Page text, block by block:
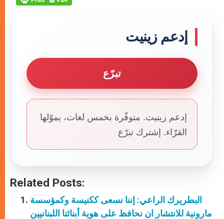
إدعم زينيت
تبرّع
إدعم زينيت. متوفّرة بخمس لغات، يموّلها
القرّاء. إشترك تبرّع
Related Posts:
البطريرك الراعي: إننا نسعى ككنيسة وكمؤسسة
مارونية للانتشار ان نحافظ على هوية أبنائنا اللبنانيين